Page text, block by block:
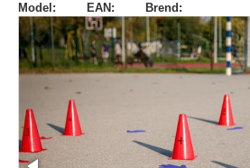
Model: EAN: Brend: